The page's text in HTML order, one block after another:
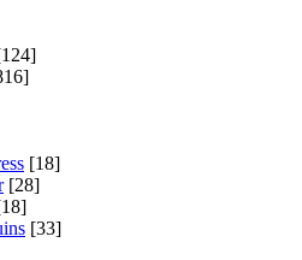
[18]
[28]
[33]